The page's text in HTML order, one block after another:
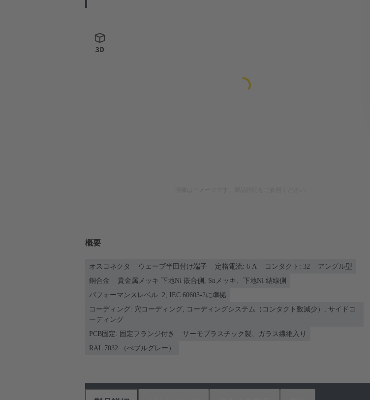
概要
オスコネクタ ウェーブ半田付け端子 定格電流: ‌6 A コンタクト: 32
アングル型
銅合金
貴金属メッキ 下地Ni 嵌合側, Snメッキ、下地Ni 結線側
パフォーマンスレベル: 2, IEC 60603-2に準拠
コーディング: 穴コーディング, コーディングシステム（コンタクト数減少）, サイドコ
ーディング
PCB固定: 固定フランジ付き
サーモプラスチック製、ガラス繊維入り
RAL 7032 （ぺブルグレー）